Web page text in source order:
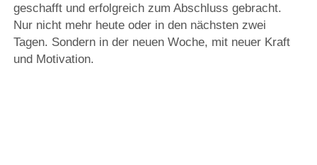
geschafft und erfolgreich zum Abschluss gebracht.
Nur nicht mehr heute oder in den nächsten zwei
Tagen. Sondern in der neuen Woche, mit neuer Kraft
und Motivation.